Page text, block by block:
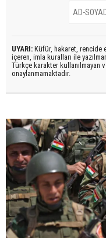
UYARI: Küfür, hakaret, rencide
içeren, imla kuralları ile
Türkçe karakter kullanılmayan
onaylanmamaktadır.